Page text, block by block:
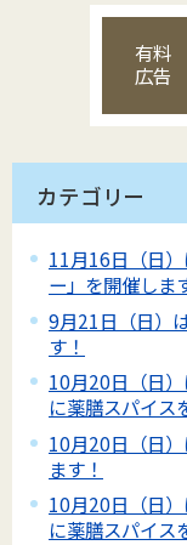
有料
広告
カテゴリー
11月16日（日
ー」を開催しま
9月21日（日）
す！
10月20日（日
に薬膳スパイス
10月20日（日
ます！
10月20日（日
に薬膳スパイス